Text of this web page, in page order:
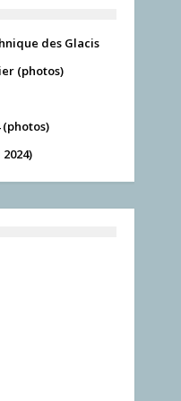
des Glacis
(photos)
(photos)